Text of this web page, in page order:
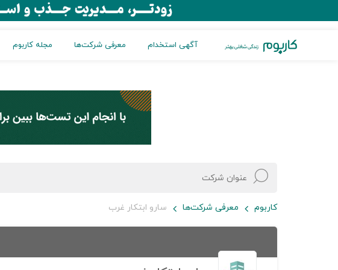
آگهی استخدام معرفی شرکت‌ها مجله کاربوم
کاربوم معرفی شرکت‌ها سارو ابتکار غرب